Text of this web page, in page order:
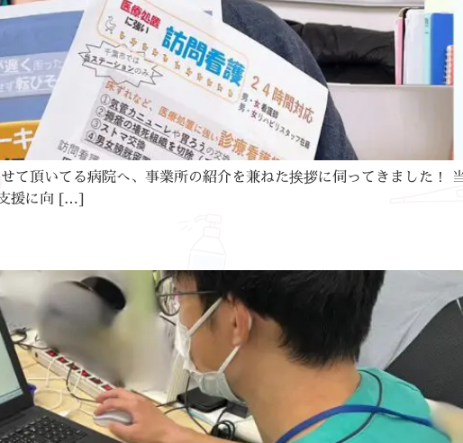
て頂いてる病院へ、事業所の紹介を兼ねた挨拶に伺ってきました！
援に向 […]